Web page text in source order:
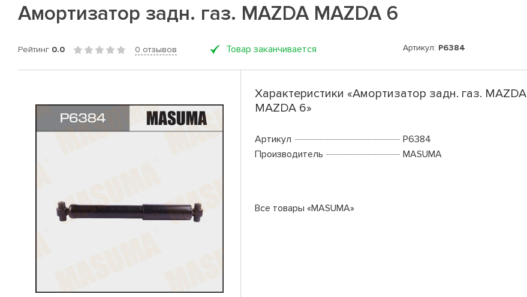
Амортизатор задн. газ. MAZDA MAZDA 6
Рейтинг 0.0 0 отзывов Товар заканчивается Артикул: P6384
Характеристики «Амортизатор задн. газ. MAZDA
MAZDA 6»
Артикул
P6384
Производитель
MASUMA
Все товары «MASUMA»